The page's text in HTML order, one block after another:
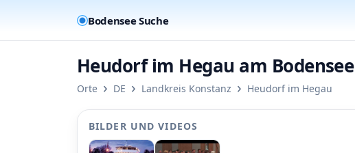
Bodensee Suche
Heudorf im Hegau am Bodensee
Orte › DE › Landkreis Konstanz › Heudorf im Hegau
BILDER UND VIDEOS